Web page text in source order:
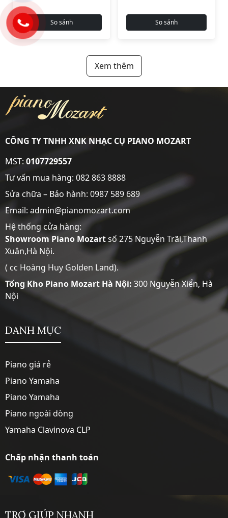
So sánh So sánh
Xem thêm
CÔNG TY TNHH XNK NHẠC CỤ PIANO MOZART
MST:0107729557
Tư vấn mua hàng: 082 863 8888
Sửa chữa – Bảo hành: 0987 589 689
Email: admin@pianomozart.com
Hệ thống cửa hàng:
Showroom Piano Mozartsố 275 Nguyễn Trãi,Thanh
Xuân,Hà Nội.
( cc Hoàng Huy Golden Land).
Tổng Kho Piano Mozart Hà Nội: 300 Nguyễn Xiển, Hà
Nội
DANH MỤC
Piano giá rẻ
Piano Yamaha
Piano Yamaha
Piano ngoài dòng
Yamaha Clavinova CLP
Chấp nhận thanh toán
TRỢ GIÚP NHANH